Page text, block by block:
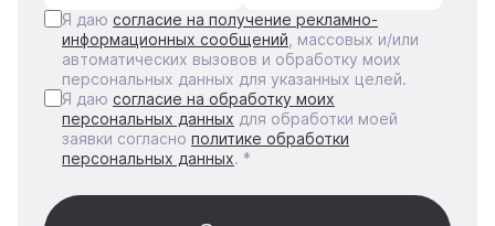
Я даю согласие на получение рекламно-
информационных сообщений , массовых и/или
автоматических вызовов и обработку моих
персональных данных для указанных целей.
Я даю согласие на обработку моих
персональных данных для обработки моей
заявки согласно политике обработки
персональных данных. *